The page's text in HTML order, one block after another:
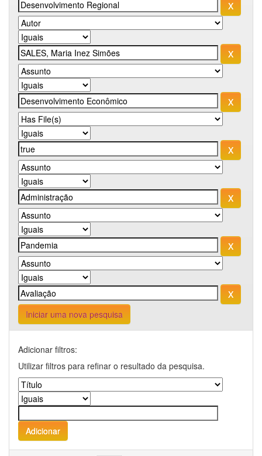
Iniciar uma nova pesquisa
Adicionar filtros:
Utilizar filtros para refinar o resultado da pesquisa.